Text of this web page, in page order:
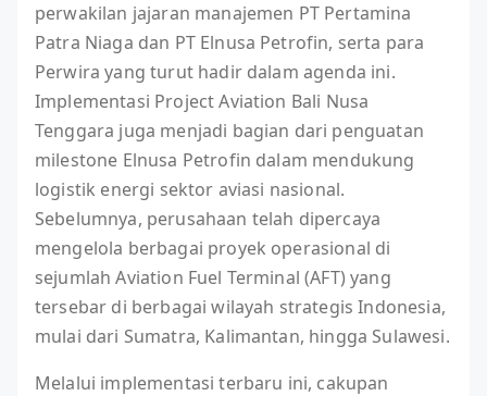
perwakilan jajaran manajemen PT Pertamina
Patra Niaga dan PT Elnusa Petrofin, serta para
Perwira yang turut hadir dalam agenda ini.
Implementasi Project Aviation Bali Nusa
Tenggara juga menjadi bagian dari penguatan
milestone Elnusa Petrofin dalam mendukung
logistik energi sektor aviasi nasional.
Sebelumnya, perusahaan telah dipercaya
mengelola berbagai proyek operasional di
sejumlah Aviation Fuel Terminal (AFT) yang
tersebar di berbagai wilayah strategis Indonesia,
mulai dari Sumatra, Kalimantan, hingga Sulawesi.
Melalui implementasi terbaru ini, cakupan